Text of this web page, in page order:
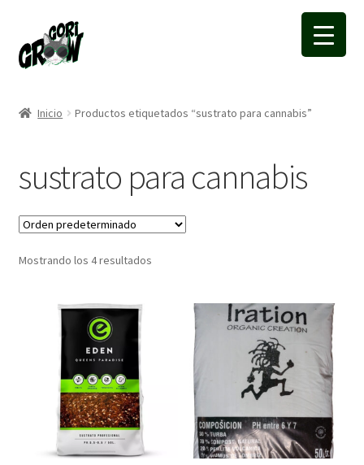
a
la
a
la
Inicio Productos etiquetados “sustrato para cannabis”
sustrato para cannabis
Mostrando los 4 resultados